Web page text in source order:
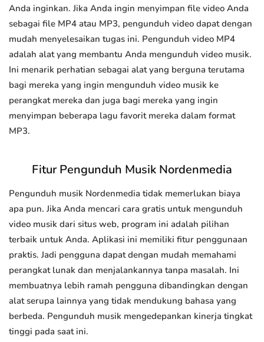
Anda inginkan. Jika Anda ingin menyimpan file video Anda
sebagai file MP4 atau MP3, pengunduh video dapat dengan
mudah menyelesaikan tugas ini. Pengunduh video MP4
adalah alat yang membantu Anda mengunduh video musik.
Ini menarik perhatian sebagai alat yang berguna terutama
bagi mereka yang ingin mengunduh video musik ke
perangkat mereka dan juga bagi mereka yang ingin
menyimpan beberapa lagu favorit mereka dalam format
MP3.
Fitur Pengunduh Musik Nordenmedia
Pengunduh musik Nordenmedia tidak memerlukan biaya
apa pun. Jika Anda mencari cara gratis untuk mengunduh
video musik dari situs web, program ini adalah pilihan
terbaik untuk Anda. Aplikasi ini memiliki fitur penggunaan
praktis. Jadi pengguna dapat dengan mudah memahami
perangkat lunak dan menjalankannya tanpa masalah. Ini
membuatnya lebih ramah pengguna dibandingkan dengan
alat serupa lainnya yang tidak mendukung bahasa yang
berbeda. Pengunduh musik mengedepankan kinerja tingkat
tinggi pada saat ini.